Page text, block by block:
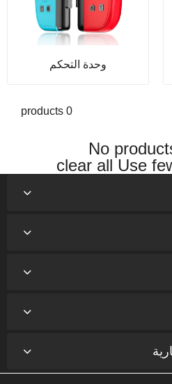
وحدة التحكم
0 products
No
Use
clear all